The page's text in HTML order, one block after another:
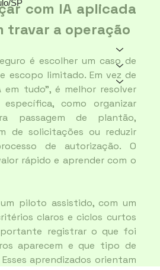
com IA aplicada
travar a operação
é escolher um caso de
escopo limitado. Em vez de
em tudo”, é melhor resolver
como organizar
passagem de plantão,
de solicitações ou reduzir
de autorização. O
rápido e aprender com o
piloto assistido, com um
claros e ciclos curtos
registrar o que foi
aparecem e que tipo de
aprendizados orientam
SP